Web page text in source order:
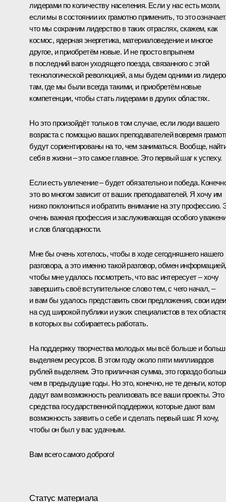
лидерами по количеству населения. Если у нас есть мозги,
если мы в состоянии их грамотно применить, то это означает,
что мы сохраним лидерство в таких отраслях, скажем, как
космос, ядерная энергетика, материаловедение и многое
другое, и приобретём новые. И не просто впрыгнем
в последний вагон уходящего поезда, связанного с этой
технологической революцией, а мы будем одними из
там, где мы были всегда такими, и приобретём новые
компетенции, чтобы стать лидерами в других областях.
Но это произойдёт только в том случае, если люди вашего
возраста с помощью ваших преподавателей вовремя
будут сориентированы на то, чем заниматься. Вообще,
себя в жизни – это самое главное. Это первый шаг к успеху.
Если есть увлечение – будет обязательно и победа.
это во многом зависит от ваших преподавателей. Я хочу им
низко поклониться и обратить внимание на эту профессию.
очень важная профессия и заслуживающая особого
и слов благодарности.
Мне бы очень хотелось, чтобы в ходе сегодняшнего нашего
разговора, а это именно такой разговор, обмен информацией,
чтобы мне удалось посмотреть, что вас интересует – хочу
завершить своё вступительное слово тем, с чего начал, –
и вам бы удалось представить свои предложения, свои идеи
на суд широкой публики и узких специалистов в тех
в которых вы собираетесь работать.
На поддержку творчества молодых мы всё больше и
выделяем ресурсов. В этом году около пяти миллиардов
рублей выделяем. Это приличная сумма, это гораздо
чем в предыдущие годы. Но это, конечно, не те деньги,
дадут вам возможность реализовать все ваши проекты. Это
средства государственной поддержки, которые дают вам
возможность заявить о себе и сделать первый шаг. Я хочу,
чтобы он был у вас удачным.
Вам всего самого доброго!
Статус материала